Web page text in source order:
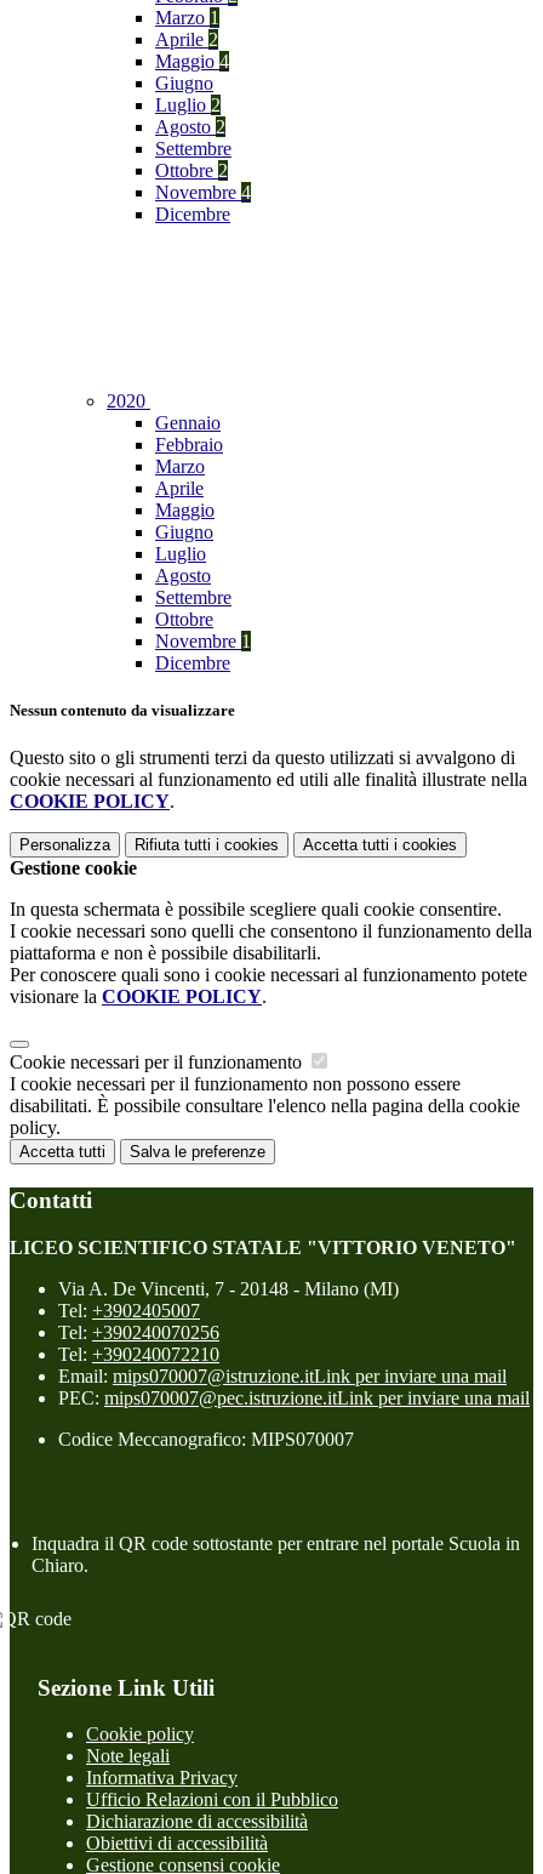
Marzo 1
Aprile 2
Maggio 4
Giugno
Luglio 2
Agosto 2
Settembre
Ottobre 2
Novembre 4
Dicembre
2020
Gennaio
Febbraio
Marzo
Aprile
Maggio
Giugno
Luglio
Agosto
Settembre
Ottobre
Novembre 1
Dicembre
Nessun contenuto da visualizzare
Questo sito o gli strumenti terzi da questo utilizzati si avvalgono di
cookie necessari al funzionamento ed utili alle finalità illustrate nella
COOKIE POLICY.
Personalizza Rifiuta tutti i cookies Accetta tutti i cookies
Gestione cookie
In questa schermata è possibile scegliere quali cookie consentire.
I cookie necessari sono quelli che consentono il funzionamento della
piattaforma e non è possibile disabilitarli.
Per conoscere quali sono i cookie necessari al funzionamento potete
visionare la COOKIE POLICY.
Cookie necessari per il funzionamento
I cookie necessari per il funzionamento non possono essere
disabilitati. È possibile consultare l'elenco nella pagina della cookie
policy.
Accetta tutti Salva le preferenze
Contatti
LICEO SCIENTIFICO STATALE "VITTORIO VENETO"
Via A. De Vincenti, 7 - 20148 - Milano (MI)
Tel: +3902405007
Tel: +390240070256
Tel: +390240072210
Email: mips070007@istruzione.itLink per inviare una mail
PEC: mips070007@pec.istruzione.itLink per inviare una mail
Codice Meccanografico: MIPS070007
Inquadra il QR code sottostante per entrare nel portale Scuola in
Chiaro.
Sezione Link Utili
Cookie policy
Note legali
Informativa Privacy
Ufficio Relazioni con il Pubblico
Dichiarazione di accessibilità
Obiettivi di accessibilità
Gestione consensi cookie